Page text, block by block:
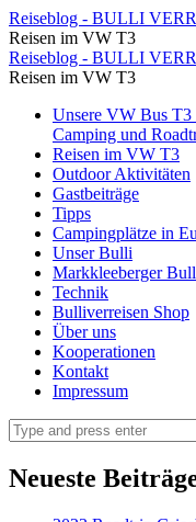
Strauß
Klaus
⋆
Reiseblog
BULLI
VERREISEN
Reiseblog - BULLI
Reisen im VW T3
Strauß
Klaus
Reiseblog
BULLI
VERREISEN
Reiseblog - BULLI
Reisen im VW T3
Skip
content
Unsere VW Bus T3
Camping und
Reisen im VW T3
Outdoor Aktivitäten
Gastbeiträge
Tipps
Campingplätze in
Unser Bulli
Markkleeberger
Technik
Bulliverreisen Shop
Über uns
Kooperationen
Kontakt
Impressum
Search
Neueste